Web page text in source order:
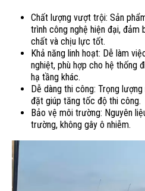
Chất lượng vượt trội: Sản
trình công nghệ hiện đại, đảm
chất và chịu lực tốt.
Khả năng linh hoạt: Dễ làm
nghiệt, phù hợp cho hệ thống
hạ tầng khác.
Dễ dàng thi công: Trọng
đặt giúp tăng tốc độ thi công.
Bảo vệ môi trường: Nguyên
trường, không gây ô nhiễm.